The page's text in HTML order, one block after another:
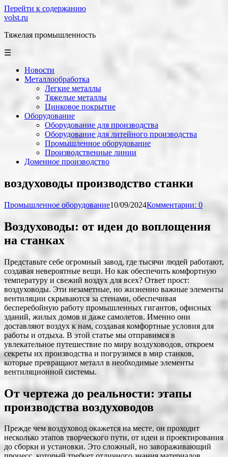
Перейти к содержанию
volst.ru
Тяжелая промышленность
☰
Новости
Металлообработка
Легкие металлы
Тяжелые металлы
Цинковое покрытие
Оборудование
Оборудование для производства
Оборудование для литейного производства
Промышленное оборудование
Производственные линии
Доменное производство
воздуховоды производство станки
Промышленное оборудование10/09/2024Комментарии: 0
Воздуховоды: от идеи до воплощения
на станках
Представьте себе огромный завод, где тысячи людей работают,
создавая невероятные вещи. Но как обеспечить комфортную
температуру и свежий воздух для всех? Ответ прост:
воздуховоды. Эти незаметные, но жизненно важные элементы
вентиляции скрываются за стенами, обеспечивая
бесперебойную работу промышленных гигантов, офисных
зданий, жилых домов и даже самолетов. Именно они
доставляют воздух к нам, создавая комфортные условия для
работы и отдыха. В этой статье мы отправимся в
увлекательное путешествие по миру воздуховодов, откроем
секреты их производства и погрузимся в мир станков,
которые превращают металл в необходимые элементы
вентиляционной системы.
От чертежа до реальности: этапы
производства воздуховодов
Прежде чем воздуховод окажется на месте, он проходит
несколько этапов творческого пути, от идеи и проектирования
до сборки и установки. Это сложный, но завораживающий